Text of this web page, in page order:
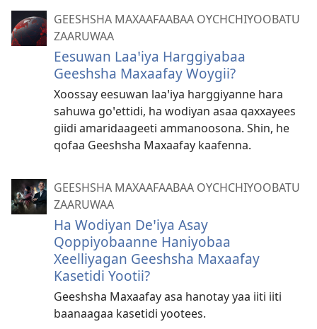
GEESHSHA MAXAAFAABAA OYCHCHIYOOBATU
ZAARUWAA
Eesuwan Laaꞌiya Harggiyabaa
Geeshsha Maxaafay Woygii?
Xoossay eesuwan laaꞌiya harggiyanne hara
sahuwa goꞌettidi, ha wodiyan asaa qaxxayees
giidi amaridaageeti ammanoosona. Shin, he
qofaa Geeshsha Maxaafay kaafenna.
GEESHSHA MAXAAFAABAA OYCHCHIYOOBATU
ZAARUWAA
Ha Wodiyan Deꞌiya Asay
Qoppiyobaanne Haniyobaa
Xeelliyagan Geeshsha Maxaafay
Kasetidi Yootii?
Geeshsha Maxaafay asa hanotay yaa iiti iiti
baanaagaa kasetidi yootees.